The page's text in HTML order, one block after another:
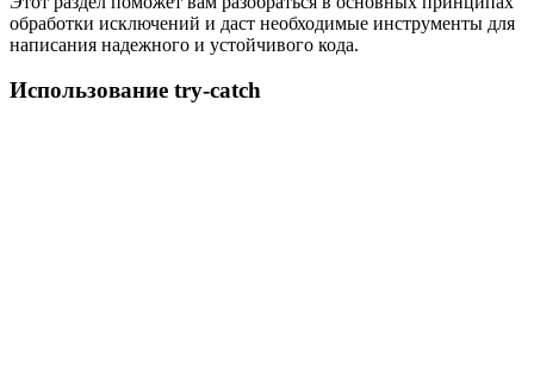
обработки исключений и даст необходимые инструменты для
написания надежного и устойчивого кода.
Использование try-catch